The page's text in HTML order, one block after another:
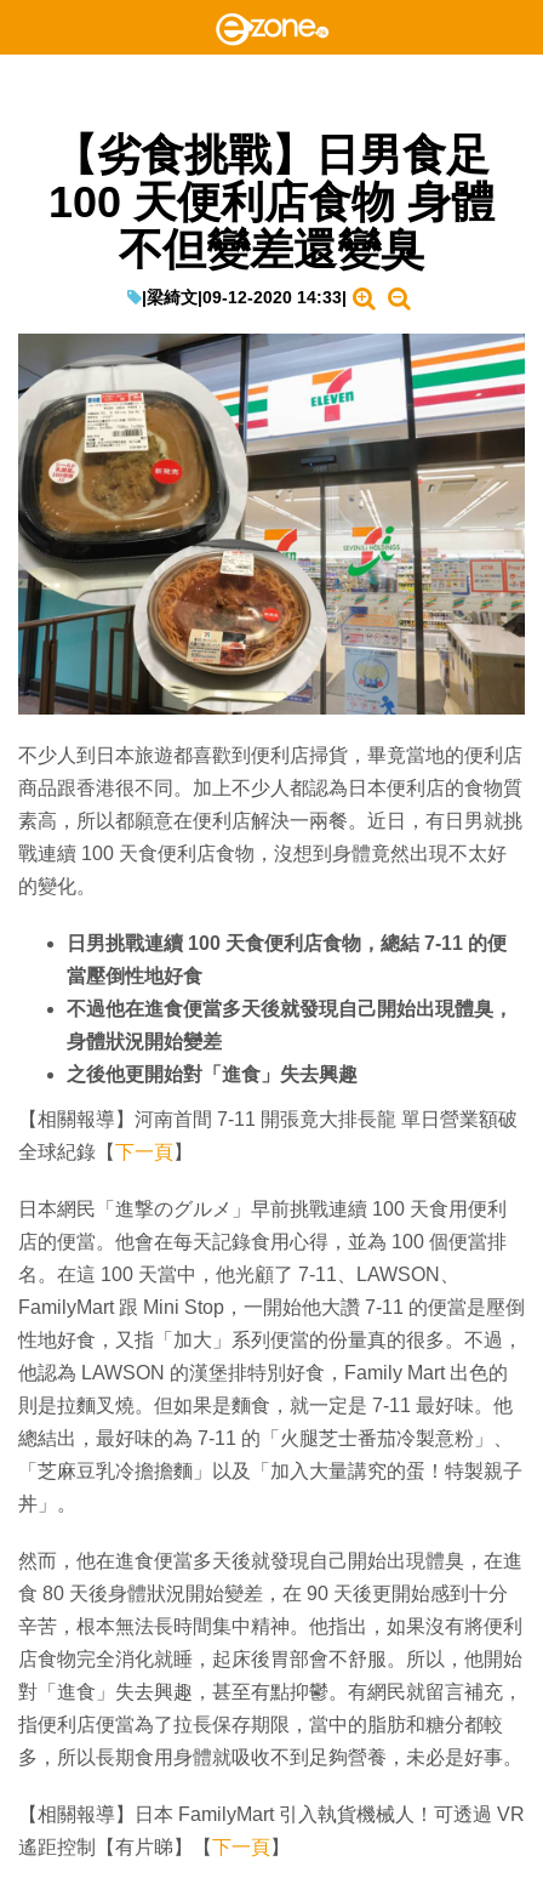
【劣食挑戰】日男食足
100 天便利店食物 身體
不但變差還變臭
|梁綺文|09-12-2020 14:33|
不少人到日本旅遊都喜歡到便利店掃貨，畢竟當地的便利店
商品跟香港很不同。加上不少人都認為日本便利店的食物質
素高，所以都願意在便利店解決一兩餐。近日，有日男就挑
戰連續 100 天食便利店食物，沒想到身體竟然出現不太好
的變化。
日男挑戰連續 100 天食便利店食物，總結 7-11 的便
當壓倒性地好食
不過他在進食便當多天後就發現自己開始出現體臭，
身體狀況開始變差
之後他更開始對「進食」失去興趣
【相關報導】河南首間 7-11 開張竟大排長龍 單日營業額破
全球紀錄【下一頁】
日本網民「進撃のグルメ」早前挑戰連續 100 天食用便利
店的便當。他會在每天記錄食用心得，並為 100 個便當排
名。在這 100 天當中，他光顧了 7-11、LAWSON、
FamilyMart 跟 Mini Stop，一開始他大讚 7-11 的便當是壓倒
性地好食，又指「加大」系列便當的份量真的很多。不過，
他認為 LAWSON 的漢堡排特別好食，Family Mart 出色的
則是拉麵叉燒。但如果是麵食，就一定是 7-11 最好味。他
總結出，最好味的為 7-11 的「火腿芝士番茄冷製意粉」、
「芝麻豆乳冷擔擔麵」以及「加入大量講究的蛋！特製親子
丼」。
然而，他在進食便當多天後就發現自己開始出現體臭，在進
食 80 天後身體狀況開始變差，在 90 天後更開始感到十分
辛苦，根本無法長時間集中精神。他指出，如果沒有將便利
店食物完全消化就睡，起床後胃部會不舒服。所以，他開始
對「進食」失去興趣，甚至有點抑鬱。有網民就留言補充，
指便利店便當為了拉長保存期限，當中的脂肪和糖分都較
多，所以長期食用身體就吸收不到足夠營養，未必是好事。
【相關報導】日本 FamilyMart 引入執貨機械人！可透過 VR
遙距控制【有片睇】【下一頁】